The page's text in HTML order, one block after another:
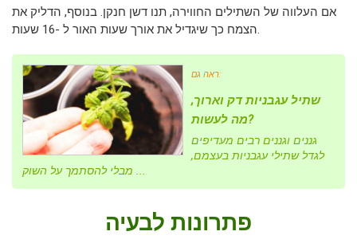
אם העלווה של השתילים החווירה, תנו דשן חנקן. בנוסף, הדליק את
הצמח כך שיגדיל את אורך שעות האור ל -16 שעות.
ראה גם:
שתיל עגבניות דק וארוך,
מה לעשות?
גננים וגננים רבים מעדיפים
לגדל שתילי עגבניות בעצמם,
מבלי להסתמך על השוק ...
פתרונות לבעיה